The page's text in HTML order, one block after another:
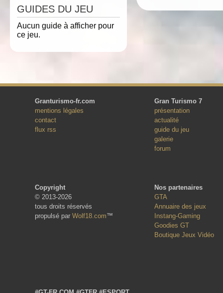
GUIDES DU JEU
Aucun guide à afficher pour
ce jeu.
Granturismo-fr.com
mentions légales
contact
flux rss
Gran Turismo 7
présentation
actualité
guide du jeu
galerie
forum
Copyright
© 2013-2026
tous droits réservés
propulsé par Wolf18.com™
Nos partenaires
GTA
Annuaire des jeux
Instang-Gaming
Goodies GT
Boutique Jeux Vidéo